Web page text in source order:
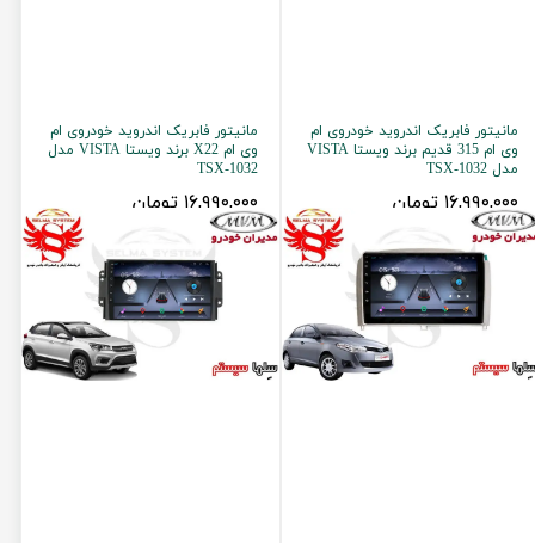
مانیتور فابریک اندروید خودروی ام
وی ام 315 قدیم برند ویستا VISTA
مدل TSX-1032
۱۶,۹۹۰,۰۰۰ تومان
مانیتور فابریک اندروید خودروی ام
وی ام X22 برند ویستا VISTA مدل
TSX-1032
۱۶,۹۹۰,۰۰۰ تومان